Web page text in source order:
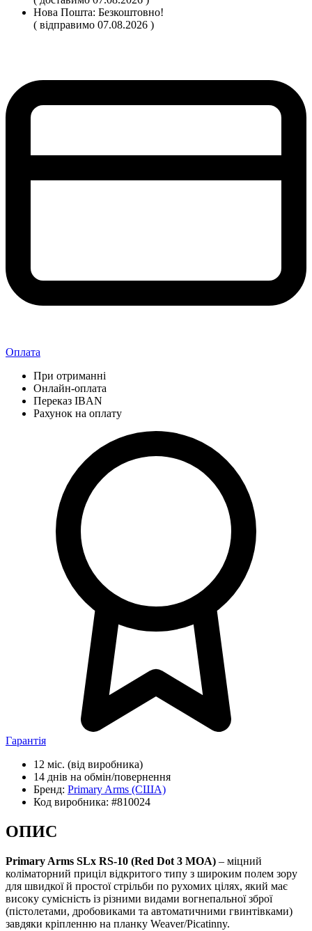
Нова Пошта: Безкоштовно!
( відправимо 07.08.2026 )
Оплата
При отриманні
Онлайн-оплата
Переказ IBAN
Рахунок на оплату
Гарантія
12 міс. (від виробника)
14 днів на обмін/повернення
Бренд: Primary Arms (США)
Код виробника: #810024
ОПИС
Primary Arms SLx RS-10 (Red Dot 3 MOA) – міцний
коліматорний приціл відкритого типу з широким полем зору
для швидкої й простої стрільби по рухомих цілях, який має
високу сумісність із різними видами вогнепальної зброї
(пістолетами, дробовиками та автоматичними гвинтівками)
завдяки кріпленню на планку Weaver/Picatinny.